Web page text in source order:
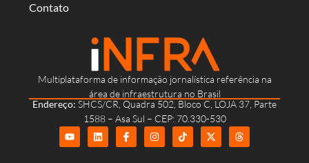
Multiplataforma de informação jornalística referência na
área de infraestrutura no Brasil
Endereço: SHCS/CR, Quadra 502, Bloco C, LOJA 37, Parte
1588 – Asa Sul – CEP: 70.330-530
Contato